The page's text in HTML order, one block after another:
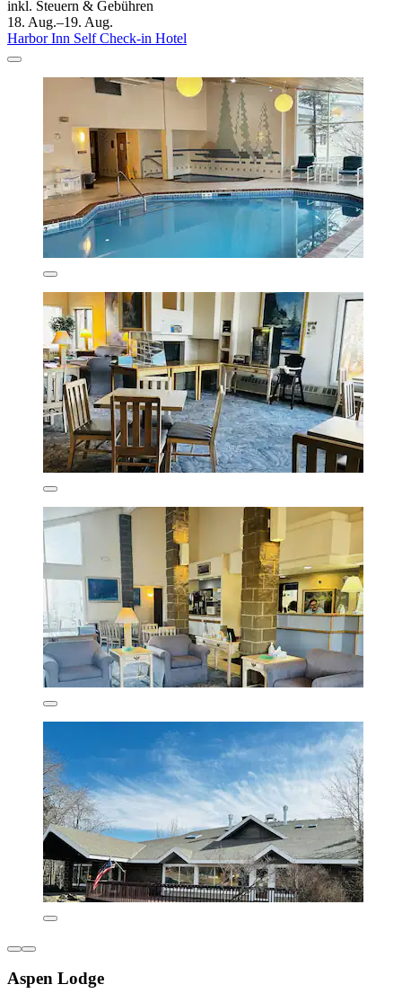
inkl. Steuern & Gebühren
18. Aug.–19. Aug.
Harbor Inn Self Check-in Hotel
Aspen Lodge